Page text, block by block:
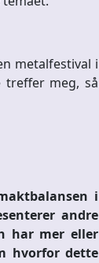
metalfestival i
treffer meg, så
i
andre
har mer eller
hvorfor dette